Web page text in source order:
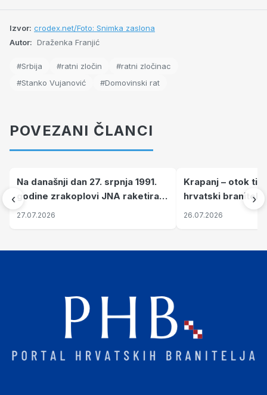
Izvor: crodex.net/Foto: Snimka zaslona
Autor: Draženka Franjić
#Srbija #ratni zločin
#ratni zločinac
#Stanko Vujanović
#Domovinski rat
POVEZANI ČLANCI
‹
Na današnji dan 27. srpnja 1991.
godine zrakoplovi JNA raketirali
su vojarnu i obučni centar "Nikola
27.07.2026
Krapanj – otok
hrvatski branitelji
pronalaze mir
26.07.2026
›